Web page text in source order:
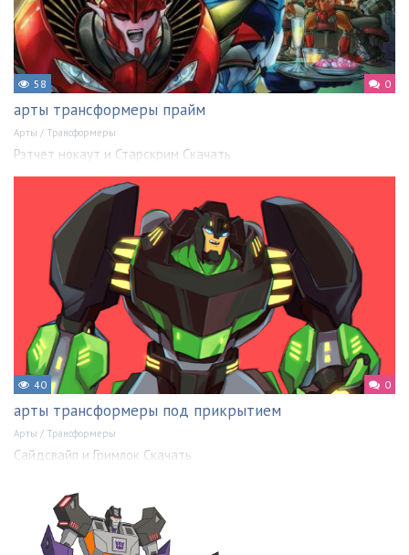
58 0
арты трансформеры прайм
Арты / Трансформеры
Рэтчет нокаут и Старскрим Скачать
40 0
арты трансформеры под прикрытием
Арты / Трансформеры
Сайдсвайп и Гримлок Скачать